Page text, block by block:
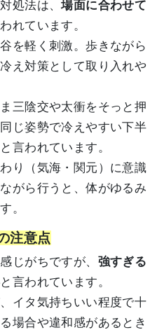
処法は、場面に合わせて
れています。
を軽く刺激。歩きながら
え対策として取り入れや
三陰交や太衝をそっと押
じ姿勢で冷えやすい下半
言われています。
り（気海・関元）に意識
がら行うと、体がゆるみ
。
注意点
じがちですが、 強すぎる
と言われています。
イタ気持ちいい程度で十
場合や違和感があるとき